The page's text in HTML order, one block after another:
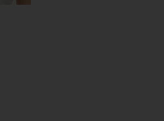
КОСМЕТИЧКА VELVET LARGE ORGANIZER BAG